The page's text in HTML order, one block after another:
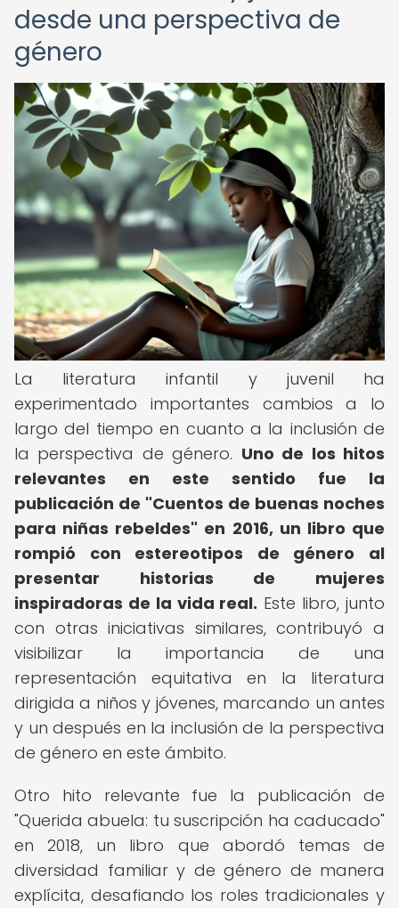
desde una perspectiva de
género
La literatura infantil y juvenil ha
experimentado importantes cambios a lo
largo del tiempo en cuanto a la inclusión de
la perspectiva de género. Uno de los hitos
relevantes en este sentido fue la
publicación de "Cuentos de buenas noches
para niñas rebeldes" en 2016, un libro que
rompió con estereotipos de género al
presentar historias de mujeres
inspiradoras de la vida real. Este libro, junto
con otras iniciativas similares, contribuyó a
visibilizar la importancia de una
representación equitativa en la literatura
dirigida a niños y jóvenes, marcando un antes
y un después en la inclusión de la perspectiva
de género en este ámbito.
Otro hito relevante fue la publicación de
"Querida abuela: tu suscripción ha caducado"
en 2018, un libro que abordó temas de
diversidad familiar y de género de manera
explícita, desafiando los roles tradicionales y